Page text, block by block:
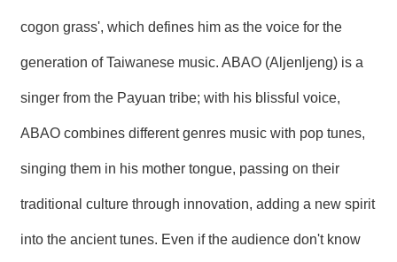
cogon grass', which defines him as the voice for the
generation of Taiwanese music. ABAO (Aljenljeng) is a
singer from the Payuan tribe; with his blissful voice,
ABAO combines different genres music with pop tunes,
singing them in his mother tongue, passing on their
traditional culture through innovation, adding a new spirit
into the ancient tunes. Even if the audience don't know